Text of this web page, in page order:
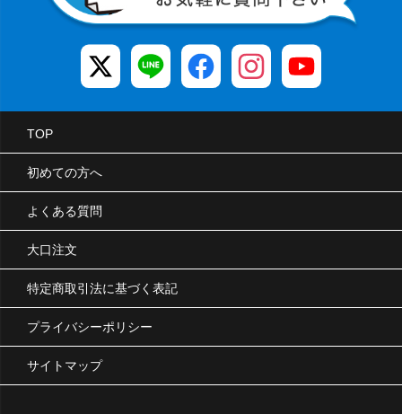
TOP
初めての方へ
よくある質問
大口注文
特定商取引法に基づく表記
プライバシーポリシー
サイトマップ